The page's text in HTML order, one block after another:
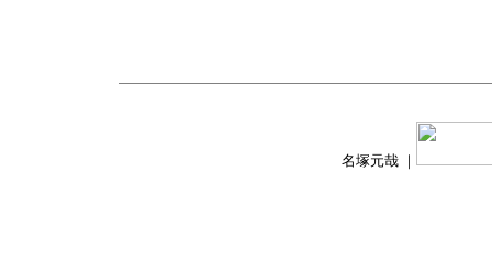
名塚元哉 ｜